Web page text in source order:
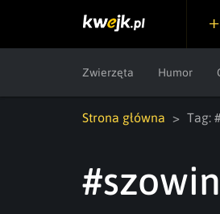
Zwierzęta Humor
Strona główna Tag: